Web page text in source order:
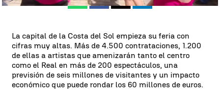
WhatsappFacebook
X Linkedin
La capital de la Costa del Sol empieza su feria con
cifras muy altas. Más de 4.500 contrataciones, 1.200
de ellas a artistas que amenizarán tanto el centro
como el Real en más de 200 espectáculos, una
previsión de seis millones de visitantes y un impacto
económico que puede rondar los 60 millones de euros.